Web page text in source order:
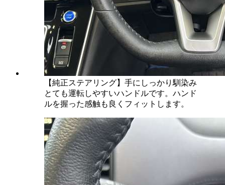
【純正ステアリング】手にしっかり馴染み
とても運転しやすいハンドルです。ハンド
ルを握った感触も良くフィットします。